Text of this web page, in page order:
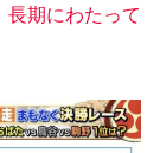
長期にわたって